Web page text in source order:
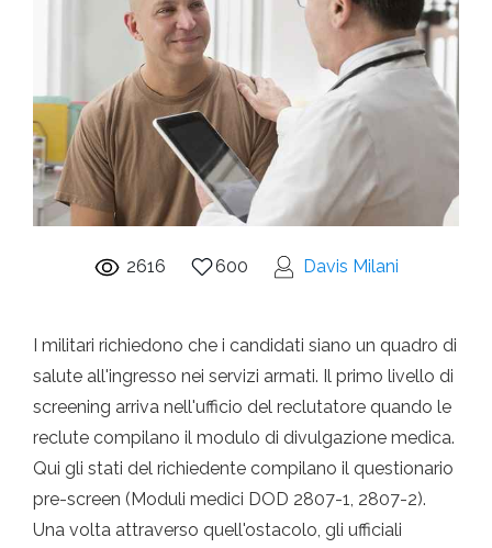
2616 600 Davis Milani
I militari richiedono che i candidati siano un quadro di
salute all'ingresso nei servizi armati. Il primo livello di
screening arriva nell'ufficio del reclutatore quando le
reclute compilano il modulo di divulgazione medica.
Qui gli stati del richiedente compilano il questionario
pre-screen (Moduli medici DOD 2807-1, 2807-2).
Una volta attraverso quell'ostacolo, gli ufficiali